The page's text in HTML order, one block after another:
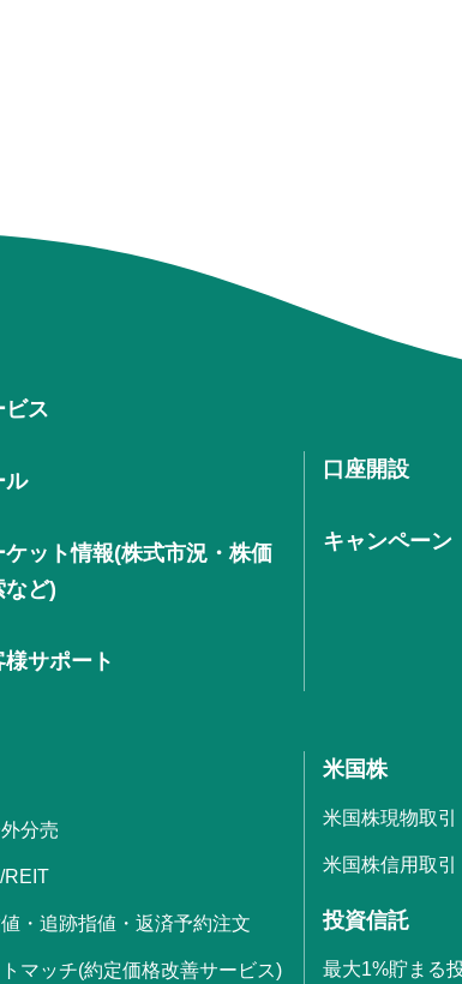
ビス
ル
ケット情報(株式市況・株価
など)
様サポート
口座開設
キャンペーン
分売
REIT
・追跡指値・返済予約注文
マッチ(約定価格改善サービス)
米国株
米国株現物取引
米国株信用取引
投資信託
最大1%貯まる